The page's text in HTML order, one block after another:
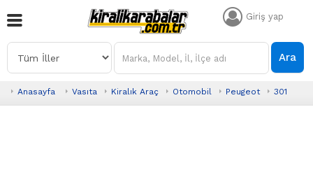
Giriş yap
Ara
Anasayfa Vasıta Kiralık Araç Otomobil Peugeot 301